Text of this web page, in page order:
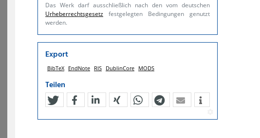
Das Werk darf ausschließlich nach den vom deutschen
Urheberrechtsgesetz festgelegten Bedingungen genutzt
werden.
Export
BibTeX EndNote RIS DublinCore MODS
Teilen